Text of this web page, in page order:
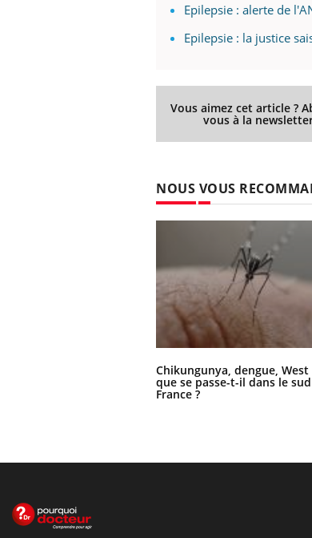
Epilepsie : alerte de
Epilepsie : la justice
Vous aimez cet article ?
vous à la
NOUS VOUS
Chikungunya, dengue, West
que se passe-t-il dans le
France ?